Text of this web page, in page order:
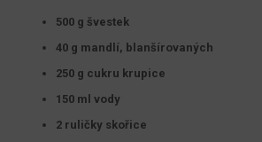
500 g švestek
40 g mandlí, blanšírovaných
250 g cukru krupice
150 ml vody
2 ruličky skořice